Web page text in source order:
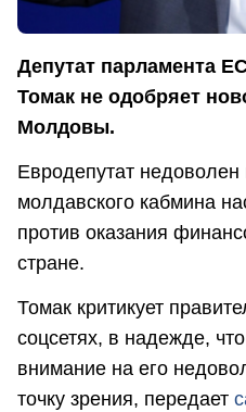
Депутат парламента
Томак не одобряет
Молдовы.
Евродепутат
молдавского кабмина
против оказания
стране.
Томак критикует
соцсетях, в надежде,
внимание на его
точку зрения, передает